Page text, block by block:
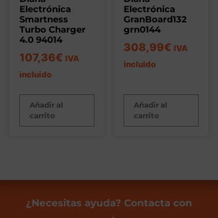
Electrónica
Smartness
Turbo Charger
4.0 94014
107,36€ IVA
incluido
Añadir al
carrito
Electrónica
GranBoard132
grn0144
308,99€ IVA
incluido
Añadir al
carrito
¿Necesitas ayuda? Contacta con